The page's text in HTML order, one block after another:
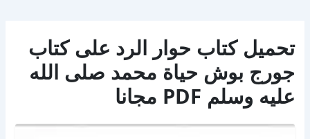
تحميل كتاب حوار الرد على كتاب
جورج بوش حياة محمد صلى الله
عليه وسلم PDF مجانا